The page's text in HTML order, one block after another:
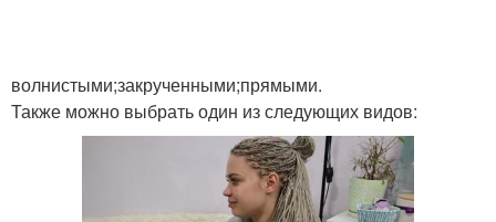
волнистыми;закрученными;прямыми.
Также можно выбрать один из следующих видов: